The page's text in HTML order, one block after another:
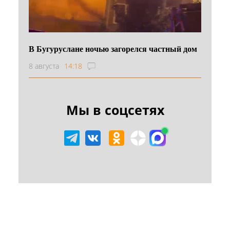
В Бугуруслане ночью загорелся частный дом
8 августа 14:18
Мы в соцсетях